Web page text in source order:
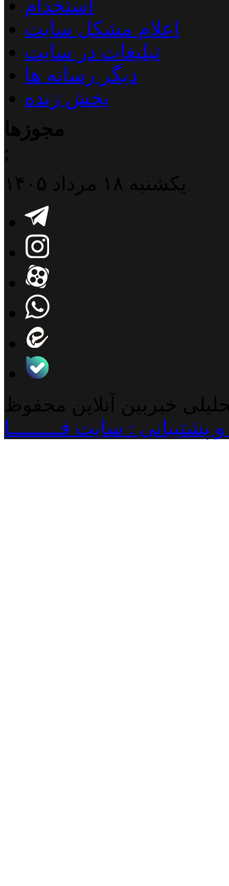
استخدام
اعلام مشکل سایت
تبلیغات در سایت
دیگر رسانه ها
پخش زنده
مجوزها
;
یکشنبه ۱۸ مرداد ۱۴۰۵
خبربین آنلاین محفوظ
: سایت فـــــــــا